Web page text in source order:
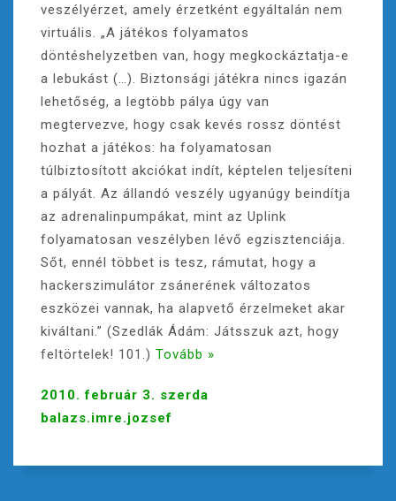
veszélyérzet, amely érzetként egyáltalán nem
virtuális. „A játékos folyamatos
döntéshelyzetben van, hogy megkockáztatja-e
a lebukást (…). Biztonsági játékra nincs igazán
lehetőség, a legtöbb pálya úgy van
megtervezve, hogy csak kevés rossz döntést
hozhat a játékos: ha folyamatosan
túlbiztosított akciókat indít, képtelen teljesíteni
a pályát. Az állandó veszély ugyanúgy beindítja
az adrenalinpumpákat, mint az Uplink
folyamatosan veszélyben lévő egzisztenciája.
Sőt, ennél többet is tesz, rámutat, hogy a
hackerszimulátor zsánerének változatos
eszközei vannak, ha alapvető érzelmeket akar
kiváltani.” (Szedlák Ádám: Játsszuk azt, hogy
feltörtelek! 101.) Tovább »
2010. február 3. szerda
balazs.imre.jozsef